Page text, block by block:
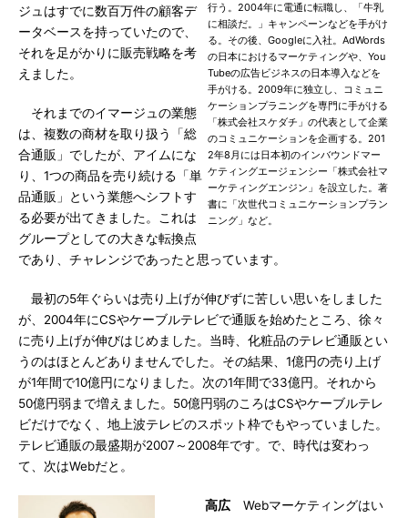
行う。2004年に電通に転職し、「牛乳
に相談だ。」キャンペーンなどを手がけ
る。その後、Googleに入社。AdWords
の日本におけるマーケティングや、You
Tubeの広告ビジネスの日本導入などを
手がける。2009年に独立し、コミュニ
ケーションプラニングを専門に手がける
「株式会社スケダチ」の代表として企業
のコミュニケーションを企画する。201
2年8月には日本初のインバウンドマー
ケティングエージェンシー「株式会社マ
ーケティングエンジン」を設立した。著
書に「次世代コミュニケーションプラン
ニング」など。
ジュはすでに数百万件の顧客デ
ータベースを持っていたので、
それを足がかりに販売戦略を考
えました。
それまでのイマージュの業態
は、複数の商材を取り扱う「総
合通販」でしたが、アイムにな
り、1つの商品を売り続ける「単
品通販」という業態へシフトす
る必要が出てきました。これは
グループとしての大きな転換点
であり、チャレンジであったと思っています。
最初の5年ぐらいは売り上げが伸びずに苦しい思いをしました
が、2004年にCSやケーブルテレビで通販を始めたところ、徐々
に売り上げが伸びはじめました。当時、化粧品のテレビ通販とい
うのはほとんどありませんでした。その結果、1億円の売り上げ
が1年間で10億円になりました。次の1年間で33億円。それから
50億円弱まで増えました。50億円弱のころはCSやケーブルテレ
ビだけでなく、地上波テレビのスポット枠でもやっていました。
テレビ通販の最盛期が2007～2008年です。で、時代は変わっ
て、次はWebだと。
高広 Webマーケティングはい